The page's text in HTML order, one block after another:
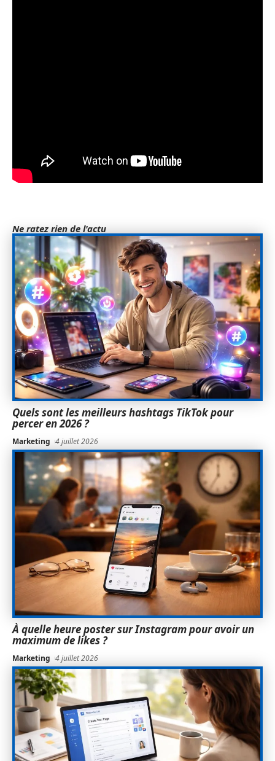
Ne ratez rien de l'actu
Quels sont les meilleurs hashtags TikTok pour
percer en 2026 ?
Marketing 4 juillet 2026
À quelle heure poster sur Instagram pour avoir un
maximum de likes ?
Marketing 4 juillet 2026